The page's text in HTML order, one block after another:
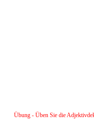
Übung - Üben Sie die